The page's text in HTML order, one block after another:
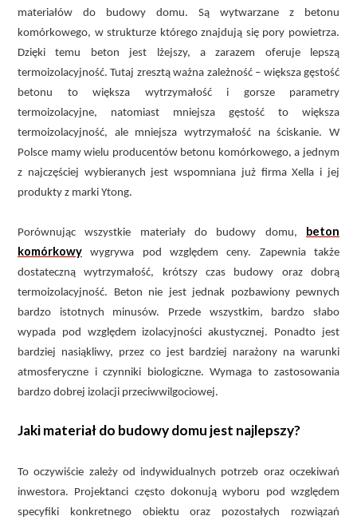
materiałów do budowy domu. Są wytwarzane z betonu
komórkowego, w strukturze którego znajdują się pory powietrza.
Dzięki temu beton jest lżejszy, a zarazem oferuje lepszą
termoizolacyjność. Tutaj zresztą ważna zależność – większa gęstość
betonu to większa wytrzymałość i gorsze parametry
termoizolacyjne, natomiast mniejsza gęstość to większa
termoizolacyjność, ale mniejsza wytrzymałość na ściskanie. W
Polsce mamy wielu producentów betonu komórkowego, a jednym
z najczęściej wybieranych jest wspomniana już firma Xella i jej
produkty z marki Ytong.
Porównując wszystkie materiały do budowy domu, beton
komórkowy wygrywa pod względem ceny. Zapewnia także
dostateczną wytrzymałość, krótszy czas budowy oraz dobrą
termoizolacyjność. Beton nie jest jednak pozbawiony pewnych
bardzo istotnych minusów. Przede wszystkim, bardzo słabo
wypada pod względem izolacyjności akustycznej. Ponadto jest
bardziej nasiąkliwy, przez co jest bardziej narażony na warunki
atmosferyczne i czynniki biologiczne. Wymaga to zastosowania
bardzo dobrej izolacji przeciwwilgociowej.
Jaki materiał do budowy domu jest najlepszy?
To oczywiście zależy od indywidualnych potrzeb oraz oczekiwań
inwestora. Projektanci często dokonują wyboru pod względem
specyfiki konkretnego obiektu oraz pozostałych rozwiązań